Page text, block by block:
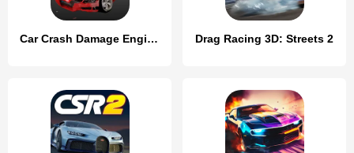
Car Crash Damage Engine Wreck Drag Racing 3D: Streets 2